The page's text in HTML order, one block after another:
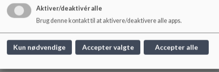
Alle beslutninger træffes ved simpelt stemmeflertal.
Stk. 1. Ved stemmelighed er formandens stemme udslagsgivende.
Aktiver/deaktivér alle
Brug denne kontakt til at aktivere/deaktivere alle apps.
Kun nødvendige Accepter valgte Accepter alle